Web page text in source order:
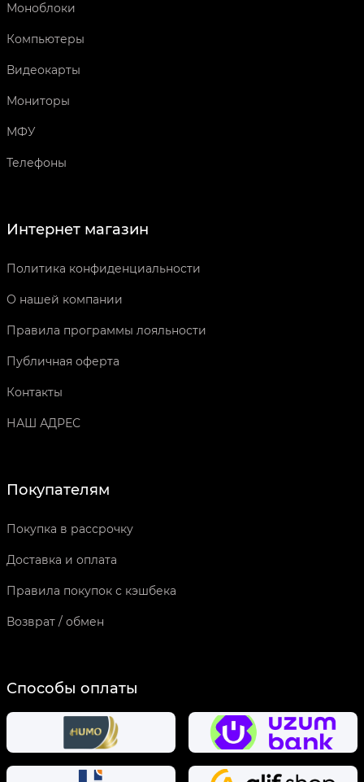
Моноблоки
Компьютеры
Видеокарты
Мониторы
МФУ
Телефоны
Интернет магазин
Политика конфиденциальности
О нашей компании
Правила программы лояльности
Публичная оферта
Контакты
НАШ АДРЕС
Покупателям
Покупка в рассрочку
Доставка и оплата
Правила покупок с кэшбека
Возврат / обмен
Способы оплаты